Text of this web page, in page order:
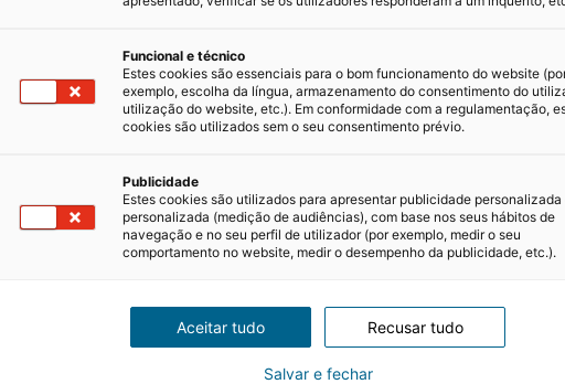
Funcional e técnico
Estes cookies são essenciais para o bom funcionamento do website
exemplo, escolha da língua, armazenamento do consentimento do
utilização do website, etc.). Em conformidade com a regulamentação,
cookies são utilizados sem o seu consentimento prévio.
Publicidade
Estes cookies são utilizados para apresentar publicidade personalizada
personalizada (medição de audiências), com base nos seus hábitos de
navegação e no seu perfil de utilizador (por exemplo, medir o seu
comportamento no website, medir o desempenho da publicidade, etc.).
Aceitar tudo Recusar tudo
Salvar e fechar